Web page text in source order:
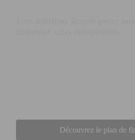
Découvrez le plan de